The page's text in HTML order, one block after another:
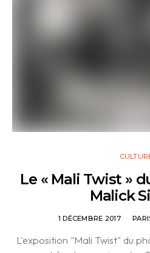
Le « Mali Twist »
Malick
1 DÉCEMBRE 2017
L'exposition "Mali Twist" du